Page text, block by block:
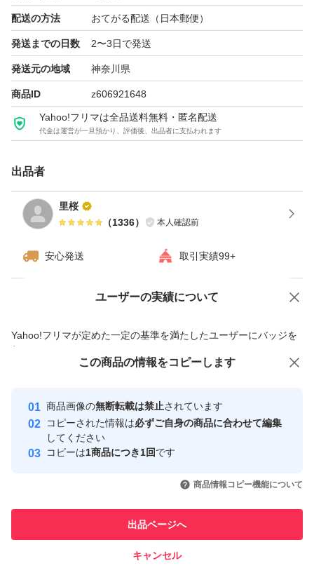
配送の方法 おてがる配送（日本郵便）
発送までの日数 2〜3日で発送
発送元の地域 神奈川県
商品ID z606921648
Yahoo!フリマは全品送料無料・匿名配送
代金は運営が一旦預かり、評価後、出品者に支払われます
出品者
里桜
（1336） 本人確認前
安心発送 取引実績99+
ユーザーの実績について
Yahoo!フリマが定めた一定の基準を満たしたユーザーにバッジを
付与しています
安心取引出品者
心・安全なユーザーです
取引実績
引を完了させた実績があります
での取引実績があります
価格の相談 商品への質問
この商品の情報をコピーします
商品画像の無断転載は禁止されています
コピーされた情報は必ずご自身の商品に合わせて編集
してください
コピーは1商品につき1回です
商品情報コピー機能について
出品ページへ
キャンセル
この商品をみている人にオススメ